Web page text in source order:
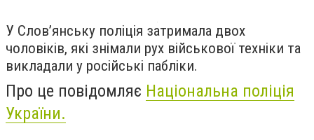
У Слов’янську поліція затримала двох
чоловіків, які знімали рух військової техніки та
викладали у російські пабліки.
Про це повідомляє Національна поліція
України.